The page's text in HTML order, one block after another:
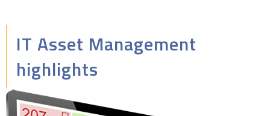
IT Asset Management
highlights